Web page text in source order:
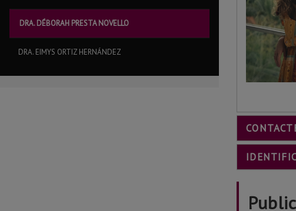
DRA. DÉBORAH PRESTA NOVELLO
DRA. EIMYS ORTIZ HERNÁNDEZ